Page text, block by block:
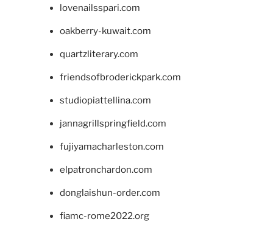
lovenailsspari.com
oakberry-kuwait.com
quartzliterary.com
friendsofbroderickpark.com
studiopiattellina.com
jannagrillspringfield.com
fujiyamacharleston.com
elpatronchardon.com
donglaishun-order.com
fiamc-rome2022.org